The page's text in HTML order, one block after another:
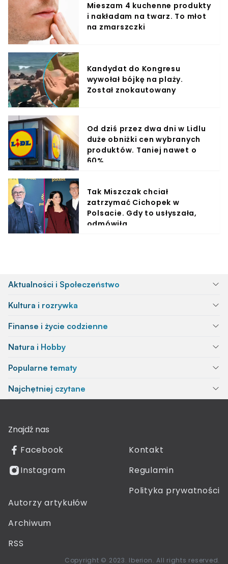
Mieszam 4 kuchenne produkty
i nakładam na twarz. To młot
na zmarszczki
Kandydat do Kongresu
wywołał bójkę na plaży.
Został znokautowany
Od dziś przez dwa dni w Lidlu
duże obniżki cen wybranych
produktów. Taniej nawet o
60%
Tak Miszczak chciał
zatrzymać Cichopek w
Polsacie. Gdy to usłyszała,
odmówiła
Aktualności i Społeczeństwo
Kultura i rozrywka
Finanse i życie codzienne
Natura i Hobby
Popularne tematy
Najchętniej czytane
Znajdź nas
Facebook
Instagram
Kontakt
Regulamin
Polityka prywatności
Autorzy artykułów
Archiwum
RSS
Copyright © 2023. Iberion. All rights reserved.